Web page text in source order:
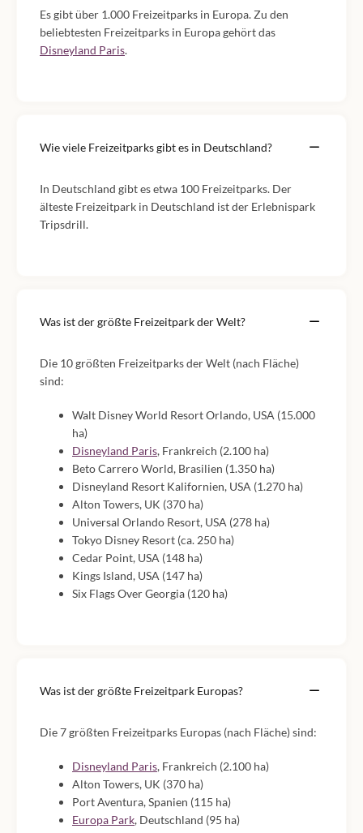
Es gibt über 1.000 Freizeitparks in Europa. Zu den
beliebtesten Freizeitparks in Europa gehört das
Disneyland Paris.
Wie viele Freizeitparks gibt es in Deutschland?
In Deutschland gibt es etwa 100 Freizeitparks. Der
älteste Freizeitpark in Deutschland ist der Erlebnispark
Tripsdrill.
Was ist der größte Freizeitpark der Welt?
Die 10 größten Freizeitparks der Welt (nach Fläche)
sind:
Walt Disney World Resort Orlando, USA (15.000
ha)
Disneyland Paris, Frankreich (2.100 ha)
Beto Carrero World, Brasilien (1.350 ha)
Disneyland Resort Kalifornien, USA (1.270 ha)
Alton Towers, UK (370 ha)
Universal Orlando Resort, USA (278 ha)
Tokyo Disney Resort (ca. 250 ha)
Cedar Point, USA (148 ha)
Kings Island, USA (147 ha)
Six Flags Over Georgia (120 ha)
Was ist der größte Freizeitpark Europas?
Die 7 größten Freizeitparks Europas (nach Fläche) sind:
Disneyland Paris, Frankreich (2.100 ha)
Alton Towers, UK (370 ha)
Port Aventura, Spanien (115 ha)
Europa Park, Deutschland (95 ha)